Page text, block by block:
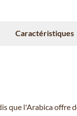
Caractéristiques
que l'Arabica offre